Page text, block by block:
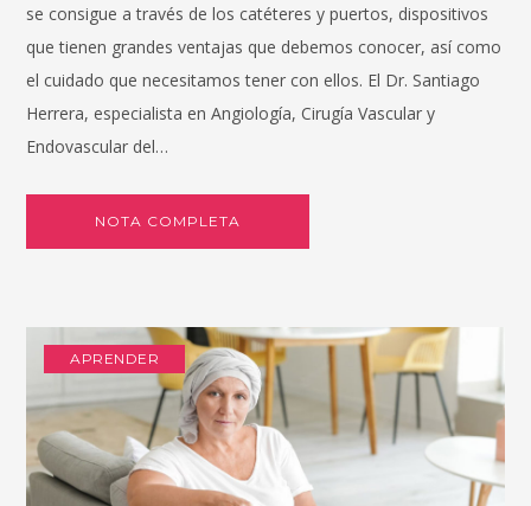
se consigue a través de los catéteres y puertos, dispositivos
que tienen grandes ventajas que debemos conocer, así como
el cuidado que necesitamos tener con ellos. El Dr. Santiago
Herrera, especialista en Angiología, Cirugía Vascular y
Endovascular del…
NOTA COMPLETA
APRENDER